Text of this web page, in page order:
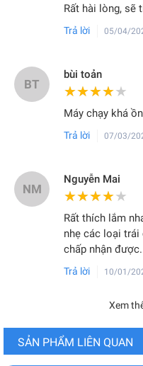
Rất hài lòng, sẽ
Trả lời 05/04/
BT
bùi toản
★★★★★
★★★★★
Máy chạy khá
Trả lời 07/03/
NM
Nguyễn Mai
★★★★★
★★★★★
Rất thích lắm
nhẹ các loại trái
chấp nhận
Trả lời 10/01/
Xem
SẢN PHẨM LIÊN QUAN